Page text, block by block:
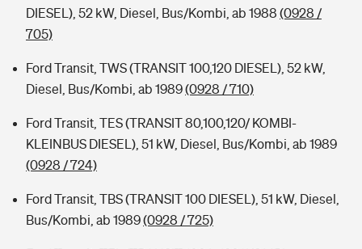
DIESEL), 52 kW, Diesel, Bus/Kombi, ab 1988 (0928 /
705)
Ford Transit, TWS (TRANSIT 100,120 DIESEL), 52 kW,
Diesel, Bus/Kombi, ab 1989(0928 / 710)
Ford Transit, TES (TRANSIT 80,100,120/ KOMBI-
KLEINBUS DIESEL), 51 kW, Diesel, Bus/Kombi, ab 1989
(0928 / 724)
Ford Transit, TBS (TRANSIT 100 DIESEL), 51 kW, Diesel,
Bus/Kombi, ab 1989(0928 / 725)